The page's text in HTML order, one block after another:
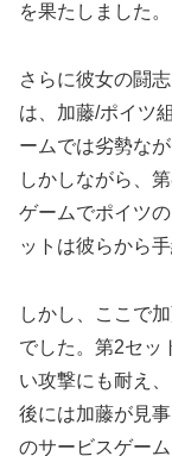
を果たしました。
さらに彼女の闘
は、加藤/ポイツ
ームでは劣勢な
しかしながら、
ゲームでポイツ
ットは彼らから
しかし、ここで
でした。第2セッ
い攻撃にも耐え
後には加藤が見
のサービスゲー